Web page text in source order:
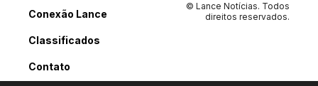
Conexão Lance
Classificados
Contato
© Lance Notícias. Todos
direitos reservados.